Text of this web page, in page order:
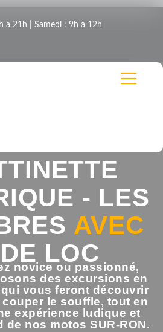
à 21h | Samedi : 9h à 12h
- LES
AVEC
LOC
novice ou passionné,
des excursions en
vous feront découvrir
le souffle, tout en
expérience ludique et
de nos motos SUR-RON.